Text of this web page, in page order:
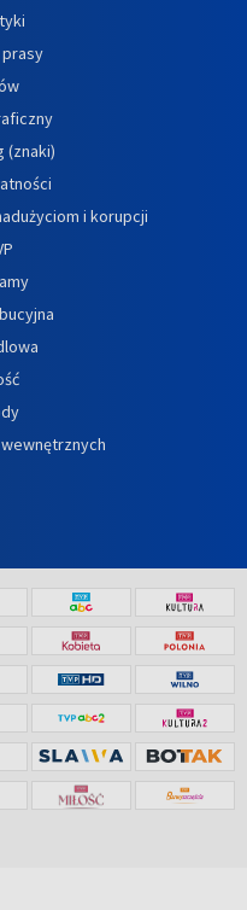
(znaki)
i korupcji